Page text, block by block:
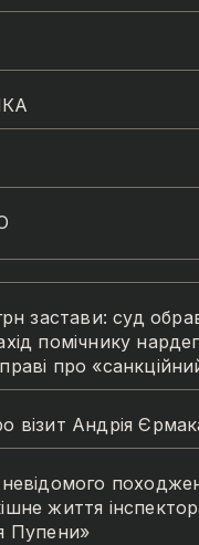
застави: суд
помічнику
про
візит Андрія
невідомого
життя
Пупени»